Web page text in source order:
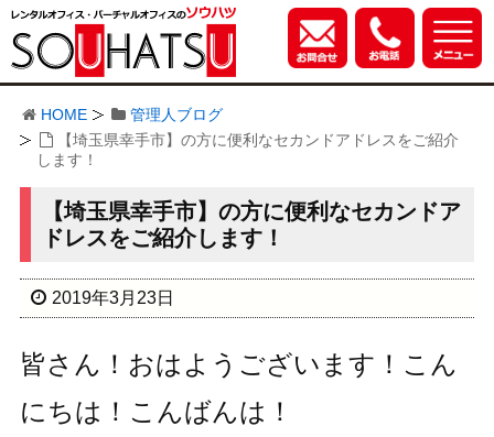
HOME
管理人ブログ
【埼玉県幸手市】の方に便利なセカンドアドレスをご紹介
します！
【埼玉県幸手市】の方に便利なセカンドア
ドレスをご紹介します！
2019年3月23日
皆さん！おはようございます！こん
にちは！こんばんは！